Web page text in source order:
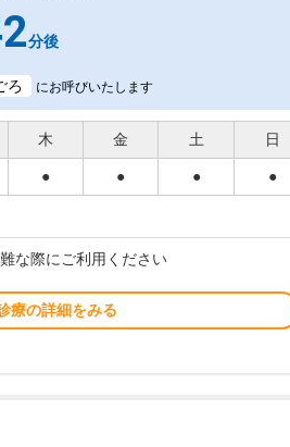
分後
ろ にお呼びいたします
木 金 土 日
● ● ● ●
な際にご利用ください
療の詳細をみる